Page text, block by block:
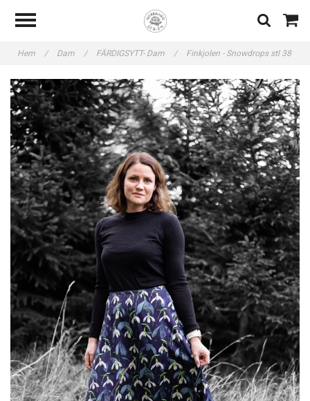
Hem / Dam / FÄRDIGSYTT- Dam / Finkjolen - Snowdrops stl 38